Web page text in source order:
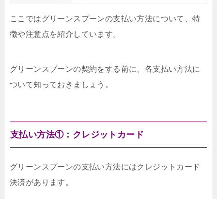
ここではグリーンスプーンの支払い方法について、特
徴や注意点を紹介しています。
グリーンスプーンの契約をする前に、各支払い方法に
ついて知っておきましょう。
支払い方法①：クレジットカード
グリーンスプーンの支払い方法にはクレジットカード
決済があります。